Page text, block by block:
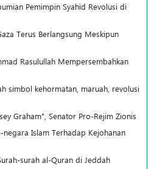
Pemimpin Syahid Revolusi di
Terus Berlangsung Meskipun
Rasulullah Mempersembahkan
simbol kehormatan, maruah, revolusi
Graham", Senator Pro-Rejim Zionis
negara Islam Terhadap Kejohanan
surah al-Quran di Jeddah